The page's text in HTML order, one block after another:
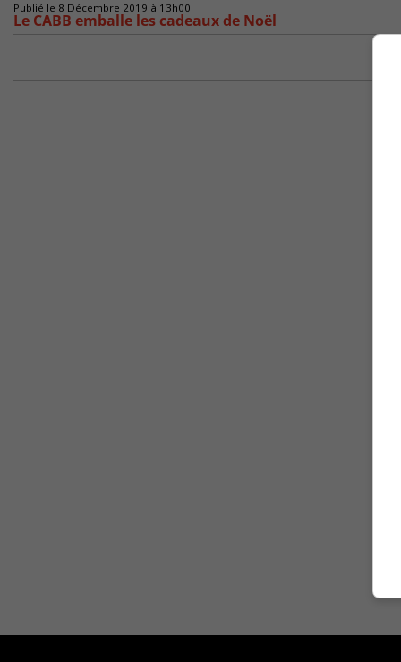
Publié le 8 Décembre 2019 à 13h00
Le CABB emballe les cadeaux de Noël